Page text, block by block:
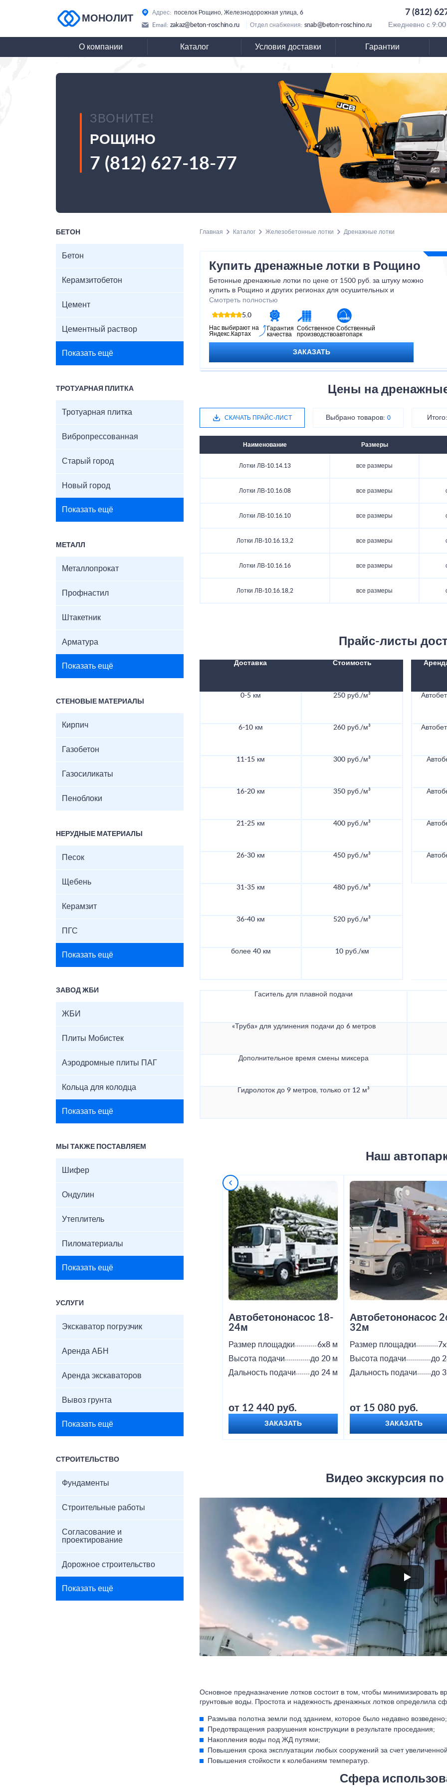
МОНОЛИТ
Адрес: поселок Рощино, Железнодорожная улица, 6 7 (812)
Email: zakaz@beton-roschino.ru Отдел снабжения: snab@beton-roschino.ru Ежедневно с
О компании Каталог Условия доставки Гарантии
ЗВОНИТЕ!
РОЩИНО
7 (812) 627-18-77
БЕТОН
Бетон
Керамзитобетон
Цемент
Цементный раствор
Показать ещё
ТРОТУАРНАЯ ПЛИТКА
Тротуарная плитка
Вибропрессованная
Старый город
Новый город
Показать ещё
МЕТАЛЛ
Металлопрокат
Профнастил
Штакетник
Арматура
Показать ещё
СТЕНОВЫЕ МАТЕРИАЛЫ
Кирпич
Газобетон
Газосиликаты
Пеноблоки
НЕРУДНЫЕ МАТЕРИАЛЫ
Песок
Щебень
Керамзит
ПГС
Показать ещё
ЗАВОД ЖБИ
ЖБИ
Плиты Мобистек
Аэродромные плиты ПАГ
Кольца для колодца
Показать ещё
МЫ ТАКЖЕ ПОСТАВЛЯЕМ
Шифер
Ондулин
Утеплитель
Пиломатериалы
Показать ещё
УСЛУГИ
Экскаватор погрузчик
Аренда АБН
Аренда экскаваторов
Вывоз грунта
Показать ещё
СТРОИТЕЛЬСТВО
Фундаменты
Строительные работы
Согласование и
проектирование
Дорожное строительство
Показать ещё
Главная Каталог Железобетонные лотки Дренажные лотки
Купить дренажные лотки в Рощино
Бетонные дренажные лотки по цене от 1500 руб. за штуку можно
купить в Рощино и других регионах для осушительных и
водоотводных работ. Наличие на боковых стенках ЖБ изделий
отверстий обеспечивает быстрое отведение воды. По размерам
лотки бывают разными, что продиктовано различными местами
монтажа.
Смотреть полностью
5.0
Нас выбирают на
Яндекс.Картах
Гарантия
качества
Собственное
производство
Собственный
автопарк
ЗАКАЗАТЬ
Цены на
СКАЧАТЬ ПРАЙС-ЛИСТ Выбрано товаров: 0
Наименование Размеры
Лотки ЛВ-10.14.13 все размеры
Лотки ЛВ-10.16.08 все размеры
Лотки ЛВ-10.16.10 все размеры
Лотки ЛВ-10.16.13,2 все размеры
Лотки ЛВ-10.16.16 все размеры
Лотки ЛВ-10.16.18,2 все размеры
Прайс-листы
Доставка Стоимость
0-5 км 250 руб./м³
6-10 км 260 руб./м³
11-15 км 300 руб./м³
16-20 км 350 руб./м³
21-25 км 400 руб./м³
26-30 км 450 руб./м³
31-35 км 480 руб./м³
36-40 км 520 руб./м³
более 40 км 10 руб./км
Гаситель для плавной подачи
«Труба» для удлинения подачи до 6 метров
Дополнительное время смены миксера
Гидролоток до 9 метров, только от 12 м³
Наш
Автобетононасос 18-
24м
Размер площадки
6x8 м
Высота подачи
до 20 м
Дальность подачи
до 24 м
от 12 440 руб.
ЗАКАЗАТЬ
Автобетононасос
32м
Размер площадки
Высота подачи
до
Дальность подачи
до
от 15 080 руб.
ЗАКАЗАТЬ
Видео экскурсия
Основное предназначение лотков состоит в том, чтобы минимизировать
грунтовые воды. Простота и надежность дренажных лотков определила
Размыва полотна земли под зданием, которое было недавно возведено;
Предотвращения разрушения конструкции в результате проседания;
Накопления воды под ЖД путями;
Повышения срока эксплуатации любых сооружений за счет
Повышения стойкости к колебаниям температур.
Сфера